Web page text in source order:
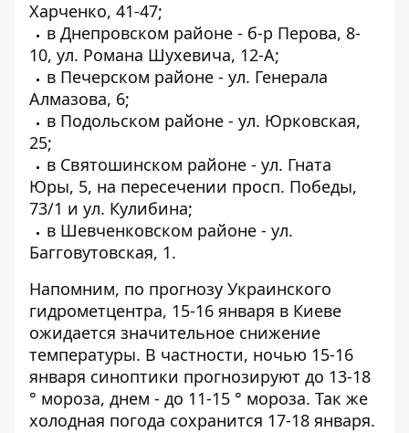
Харченко, 41-47;
в Днепровском районе - б-р Перова, 8-
10, ул. Романа Шухевича, 12-А;
в Печерском районе - ул. Генерала
Алмазова, 6;
в Подольском районе - ул. Юрковская,
25;
в Святошинском районе - ул. Гната
Юры, 5, на пересечении просп. Победы,
73/1 и ул. Кулибина;
в Шевченковском районе - ул.
Багговутовская, 1.
Напомним, по прогнозу Украинского
гидрометцентра, 15-16 января в Киеве
ожидается значительное снижение
температуры. В частности, ночью 15-16
января синоптики прогнозируют до 13-18
° мороза, днем ​​- до 11-15 ° мороза. Так же
холодная погода сохранится 17-18 января.